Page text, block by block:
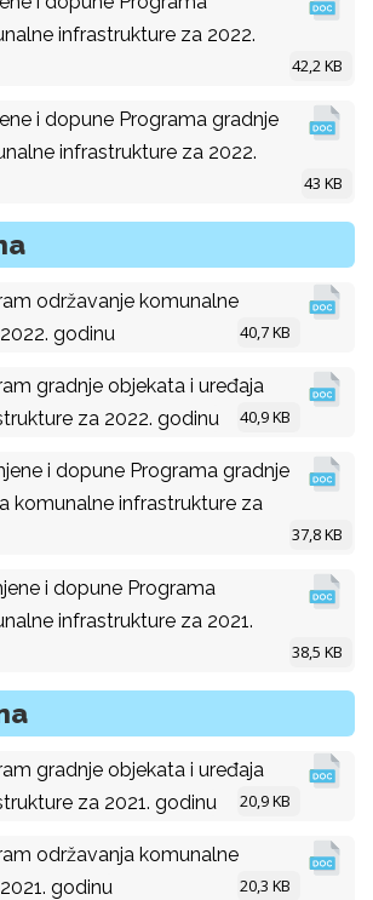
infrastrukture za 2022.
42,2 KB
i dopune Programa gradnje
infrastrukture za 2022.
43 KB
održavanje komunalne
godinu
40,7 KB
gradnje objekata i uređaja
za 2022. godinu
40,9 KB
i dopune Programa gradnje
komunalne infrastrukture za
37,8 KB
i dopune Programa
infrastrukture za 2021.
38,5 KB
gradnje objekata i uređaja
za 2021. godinu
20,9 KB
održavanja komunalne
godinu
20,3 KB